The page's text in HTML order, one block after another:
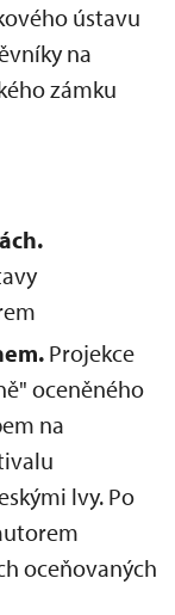
ústavu
na
zámku
Projekce
oceněného
na
lvy. Po
oceňovaných